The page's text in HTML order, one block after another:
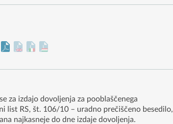
za izdajo dovoljenja za pooblaščenega
list RS, št. 106/10 – uradno prečiščeno besedilo,
najkasneje do dne izdaje dovoljenja.